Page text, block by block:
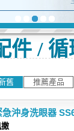
件 / 循
舊 推薦產品
急沖身洗眼器